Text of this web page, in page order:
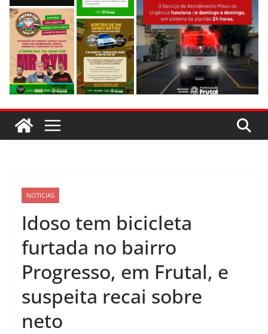
NOTICIAS
Idoso tem bicicleta
furtada no bairro
Progresso, em Frutal, e
suspeita recai sobre
neto